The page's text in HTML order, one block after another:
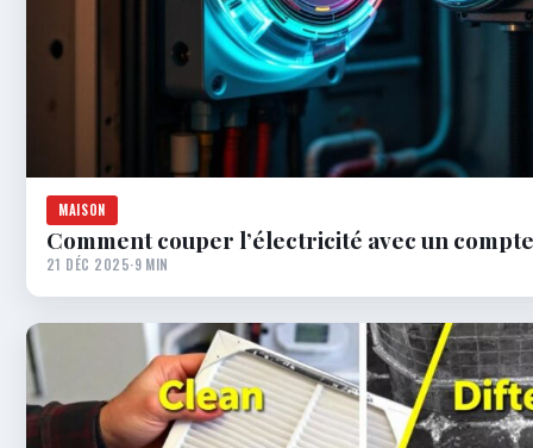
MAISON
Comment couper l’électricité avec un
21 DÉC 2025·9 MIN